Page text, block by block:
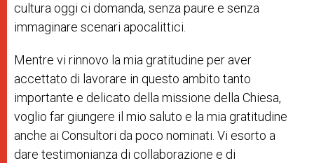
cultura oggi ci domanda, senza paure e senza
immaginare scenari apocalittici.
Mentre vi rinnovo la mia gratitudine per aver
accettato di lavorare in questo ambito tanto
importante e delicato della missione della Chiesa,
voglio far giungere il mio saluto e la mia gratitudine
anche ai Consultori da poco nominati. Vi esorto a
dare testimonianza di collaborazione e di